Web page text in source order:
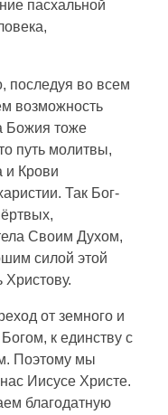
пасхальной
последуя во всем
возможность
Божия тоже
путь молитвы,
и Крови
Так Бог-
Своим Духом,
силой этой
Христову.
от земного и
к единству с
Поэтому мы
Иисусе Христе.
благодатную